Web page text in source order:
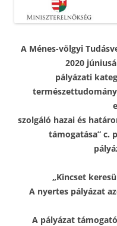
A Ménes-völgyi
2020
pályázati
szolgáló hazai és
támogatása” c.
„Kincset
A nyertes pályázat
A pályázat